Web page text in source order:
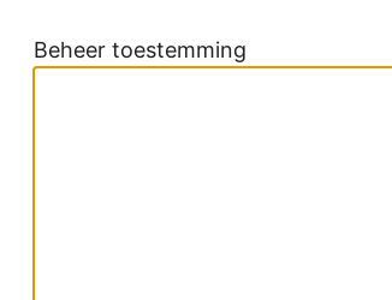
Beheer toestemming